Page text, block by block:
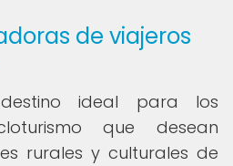
de viajeros
ideal para los
que desean
rurales y culturales de